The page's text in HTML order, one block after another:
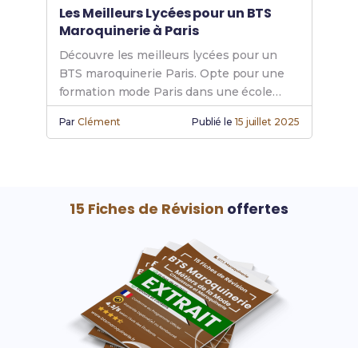
Les Meilleurs Lycées pour un BTS
Maroquinerie à Paris
Découvre les meilleurs lycées pour un
BTS maroquinerie Paris. Opte pour une
formation mode Paris dans une école
maroquinerie de premier choix.
ParClément Publié le 15 juillet 2025
15 Fiches de Révision offertes